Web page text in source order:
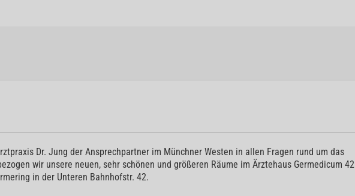
Dr. Jung der Ansprechpartner im Münchner Westen in allen Fragen rund um das
wir unsere neuen, sehr schönen und größeren Räume im Ärztehaus Germedicum 42
in der Unteren Bahnhofstr. 42.